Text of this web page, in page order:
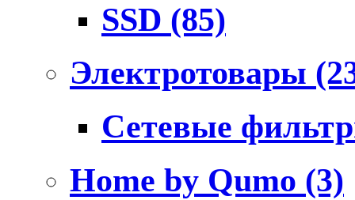
SSD (85)
Электротовары
Сетевые
Home by Qumo (3)